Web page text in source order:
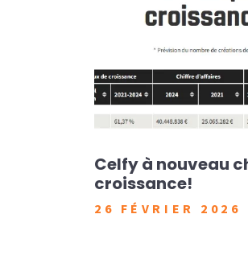
Celfy à nouveau
croissance!
26 FÉVRIER 2026